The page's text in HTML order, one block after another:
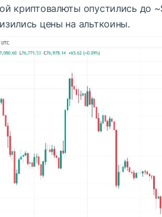
криптовалюты опустились
цены на альткоины.